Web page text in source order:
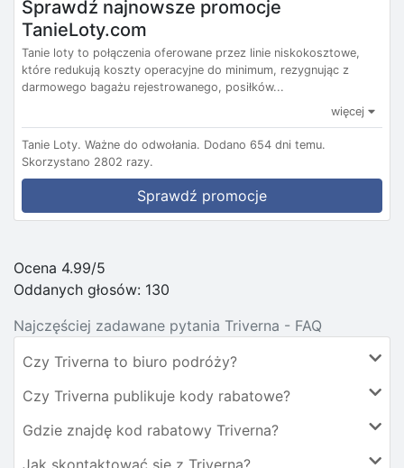
Sprawdź najnowsze promocje
TanieLoty.com
Tanie loty to połączenia oferowane przez linie niskokosztowe,
które redukują koszty operacyjne do minimum, rezygnując z
darmowego bagażu rejestrowanego, posiłków...
więcej
Tanie Loty. Ważne do odwołania. Dodano 654 dni temu.
Skorzystano 2802 razy.
Sprawdź promocje
Ocena 4.99/5
Oddanych głosów: 130
Najczęściej zadawane pytania Triverna - FAQ
Czy Triverna to biuro podróży?
Czy Triverna publikuje kody rabatowe?
Gdzie znajdę kod rabatowy Triverna?